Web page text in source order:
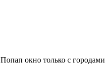
Попап окно только с городами